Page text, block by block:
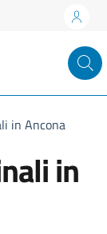
in Ancona
in